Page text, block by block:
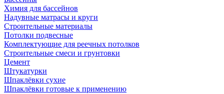
Химия для бассейнов
Надувные матрасы и круги
Строительные материалы
Потолки подвесные
Комплектующие для реечных потолков
Строительные смеси и грунтовки
Цемент
Штукатурки
Шпаклёвки сухие
Шпаклёвки готовые к применению